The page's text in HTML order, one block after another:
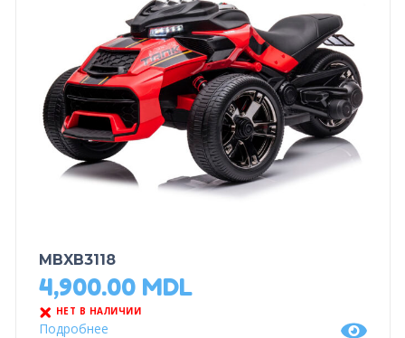
MBXB3118
4,900.00 MDL
НЕТ В НАЛИЧИИ
Подробнее